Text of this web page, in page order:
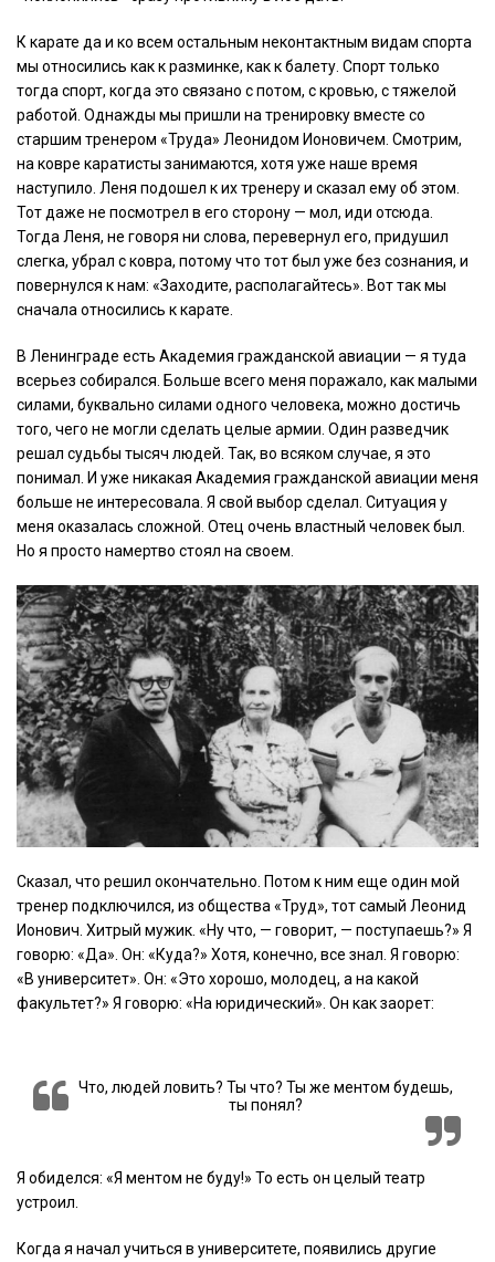
К карате да и ко всем остальным неконтактным видам спорта
мы относились как к разминке, как к балету. Спорт только
тогда спорт, когда это связано с потом, с кровью, с тяжелой
работой. Однажды мы пришли на тренировку вместе со
старшим тренером «Труда» Леонидом Ионовичем. Смотрим,
на ковре каратисты занимаются, хотя уже наше время
наступило. Леня подошел к их тренеру и сказал ему об этом.
Тот даже не посмотрел в его сторону — мол, иди отсюда.
Тогда Леня, не говоря ни слова, перевернул его, придушил
слегка, убрал с ковра, потому что тот был уже без сознания, и
повернулся к нам: «Заходите, располагайтесь». Вот так мы
сначала относились к карате.
В Ленинграде есть Академия гражданской авиации — я туда
всерьез собирался. Больше всего меня поражало, как малыми
силами, буквально силами одного человека, можно достичь
того, чего не могли сделать целые армии. Один разведчик
решал судьбы тысяч людей. Так, во всяком случае, я это
понимал. И уже никакая Академия гражданской авиации меня
больше не интересовала. Я свой выбор сделал. Ситуация у
меня оказалась сложной. Отец очень властный человек был.
Но я просто намертво стоял на своем.
Сказал, что решил окончательно. Потом к ним еще один мой
тренер подключился, из общества «Труд», тот самый Леонид
Ионович. Хитрый мужик. «Ну что, — говорит, — поступаешь?» Я
говорю: «Да». Он: «Куда?» Хотя, конечно, все знал. Я говорю:
«В университет». Он: «Это хорошо, молодец, а на какой
факультет?» Я говорю: «На юридический». Он как заорет:
Что, людей ловить? Ты что? Ты же ментом будешь,
ты понял?
Я обиделся: «Я ментом не буду!» То есть он целый театр
устроил.
Когда я начал учиться в университете, появились другие